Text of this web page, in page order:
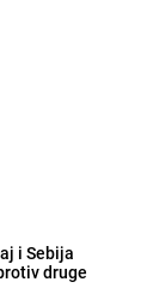
i Sebija
druge